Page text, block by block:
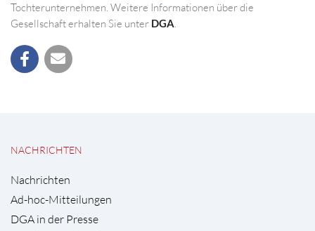
Tochterunternehmen. Weitere Informationen über die
Gesellschaft erhalten Sie unter DGA.
NACHRICHTEN
Nachrichten
Ad-hoc-Mitteilungen
DGA in der Presse